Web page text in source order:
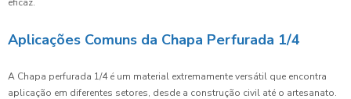
Aplicações Comuns da Chapa Perfurada 1/4
A Chapa perfurada 1/4 é um material extremamente versátil que encontra
aplicação em diferentes setores, desde a construção civil até o artesanato.